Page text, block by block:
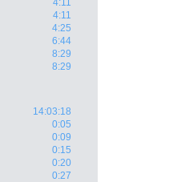
4:11
4:11
4:25
6:44
8:29
8:29
14:03:18
0:05
0:09
0:15
0:20
0:27